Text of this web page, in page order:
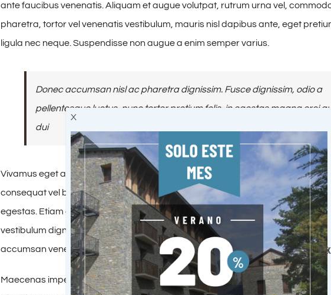
ante faucibus venenatis. Aliquam et augue volutpat, rutrum urna vel,
pharetra, tortor vel venenatis vestibulum, mauris nisl dapibus ante, eget
ligula nec neque. Suspendisse non augue a enim semper varius.
Donec accumsan nisl ac pharetra dignissim. Fusce dignissim, odio a
pellentesque luctus, nunc tortor pretium felis, in egestas magna orci
dui
Vivamus eget arcu in leo ullamcorper venenatis ut non tellus. Quisque nisi
consequat vel bibendum nec, convallis non libero. Fusce convallis lectus quis
egestas. Etiam elementum suscipit felis sed ornare. Pellentesque sit amet risus
vestibulum dignissim eu in ante. Praesent condimentum egestas aliquet.
accumsan venenatis nibh id mattis.
Maecenas imperdiet neque sit amet lorem fringilla pellentesque. Nam
X